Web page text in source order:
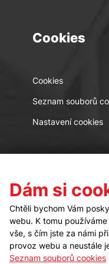
Cookies
Cookies
Seznam souborů
Nastavení cookies
Kontakt
Dám si
Chtěli bychom Vám
webu. K tomu
vše, s čím jste za námi
provoz webu a neustále
Seznam souborů cookies